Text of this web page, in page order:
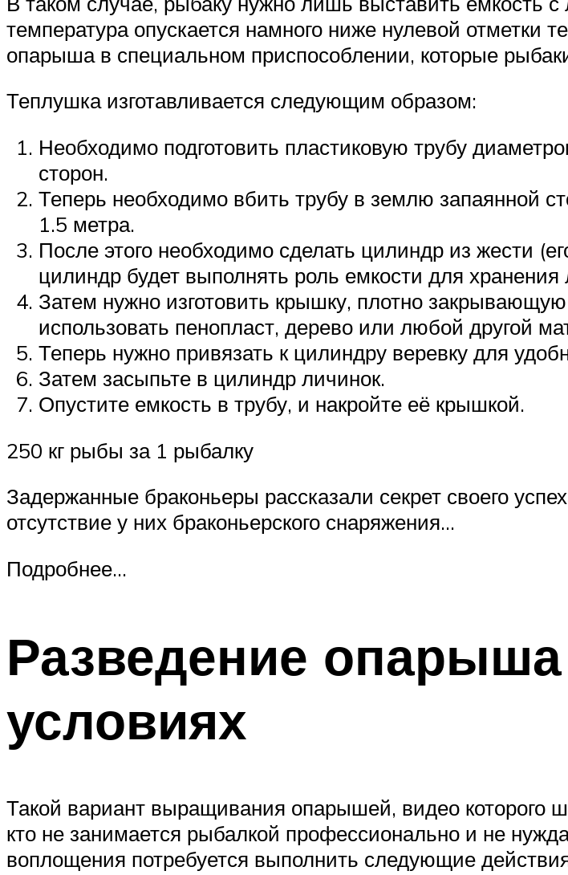
температура опускается намного ниже нулевой отметки
опарыша в специальном приспособлении, которые
Теплушка изготавливается следующим образом:
Необходимо подготовить пластиковую трубу
сторон.
Теперь необходимо вбить трубу в землю запаянной
1.5 метра.
После этого необходимо сделать цилиндр из жести
цилиндр будет выполнять роль емкости для хранения
Затем нужно изготовить крышку, плотно
использовать пенопласт, дерево или любой другой
Теперь нужно привязать к цилиндру веревку для
Затем засыпьте в цилиндр личинок.
Опустите емкость в трубу, и накройте её крышкой.
250 кг рыбы за 1 рыбалку
Задержанные браконьеры рассказали секрет своего
отсутствие у них браконьерского снаряжения…
Подробнее…
Разведение
условиях
Такой вариант выращивания опарышей, видео которого
кто не занимается рыбалкой профессионально и не
воплощения потребуется выполнить следующие